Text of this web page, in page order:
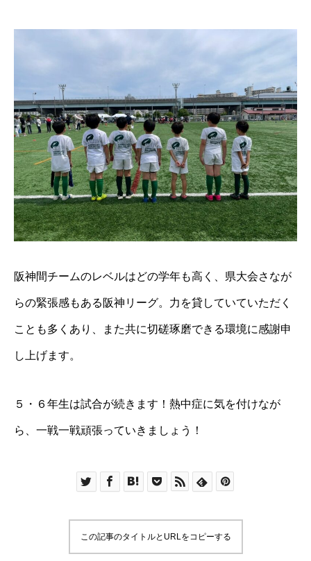
阪神間チームのレベルはどの学年も高く、県大会さなが
らの緊張感もある阪神リーグ。力を貸していていただく
ことも多くあり、また共に切磋琢磨できる環境に感謝申
し上げます。
５・６年生は試合が続きます！熱中症に気を付けなが
ら、一戦一戦頑張っていきましょう！
この記事のタイトルとURLをコピーする